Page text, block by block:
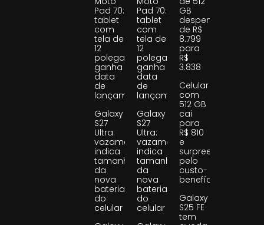
Pad 70:
tablet
com
tela de
12
polegadas
ganha
data
de
lançamento
Galaxy
S27
Ultra:
vazamento
indica
tamanho
da
nova
bateria
do
celular
Pad 70:
tablet
com
tela de
12
polegadas
ganha
data
de
lançamento
Galaxy
S27
Ultra:
vazamento
indica
tamanho
da
nova
bateria
do
celular
GB
despenca
de R$
8.799
para
R$
3.838
Celular
com
512 GB
cai
para
R$ 810
e
surpreende
pelo
custo-
benefício
Galaxy
S25 FE
tem